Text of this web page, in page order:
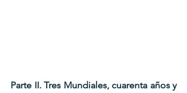
Parte II. Tres Mundiales, cuarenta años y